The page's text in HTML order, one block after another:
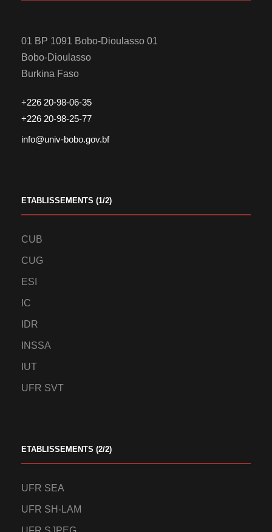
01 BP 1091 Bobo-Dioulasso 01
Bobo-Dioulasso
Burkina Faso
+226 20-98-06-35
+226 20-98-25-77
info@univ-bobo.gov.bf
ETABLISSEMENTS (1/2)
CUB
CUG
ESI
IC
IDR
INSSA
IUT
UFR SVT
ETABLISSEMENTS (2/2)
UFR SEA
UFR SH-LAM